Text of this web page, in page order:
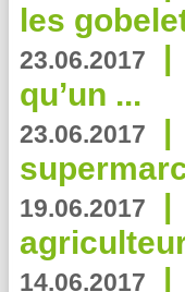
les
23.06.2017 |
qu’un ...
23.06.2017 |
19.06.2017 |
14.06.2017 |